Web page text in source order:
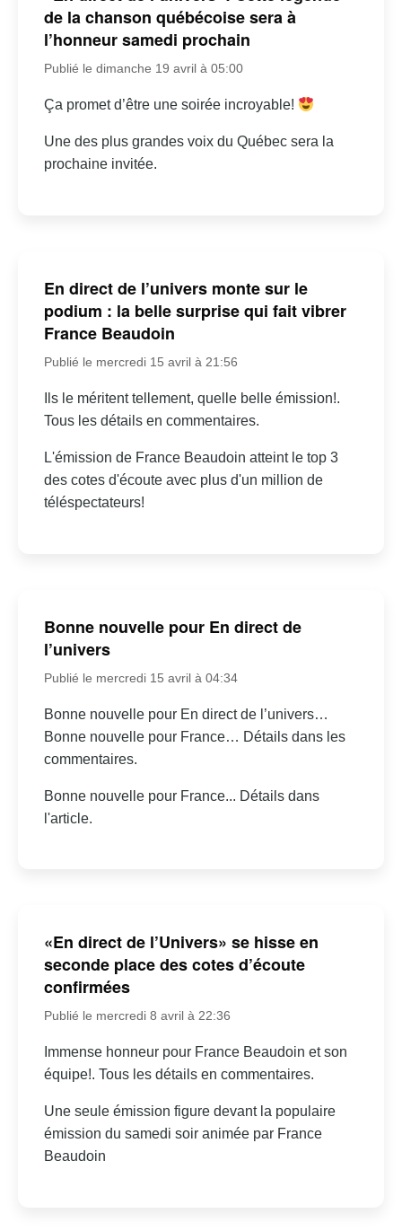
de la chanson québécoise sera à
l’honneur samedi prochain
Publié le dimanche 19 avril à 05:00
Ça promet d’être une soirée incroyable!
Une des plus grandes voix du Québec sera la
prochaine invitée.
En direct de l’univers monte sur le
podium : la belle surprise qui fait vibrer
France Beaudoin
Publié le mercredi 15 avril à 21:56
Ils le méritent tellement, quelle belle émission!.
Tous les détails en commentaires.
L'émission de France Beaudoin atteint le top 3
des cotes d'écoute avec plus d'un million de
téléspectateurs!
Bonne nouvelle pour En direct de
l’univers
Publié le mercredi 15 avril à 04:34
Bonne nouvelle pour En direct de l’univers…
Bonne nouvelle pour France… Détails dans les
commentaires.
Bonne nouvelle pour France... Détails dans
l'article.
«En direct de l’Univers» se hisse en
seconde place des cotes d’écoute
confirmées
Publié le mercredi 8 avril à 22:36
Immense honneur pour France Beaudoin et son
équipe!. Tous les détails en commentaires.
Une seule émission figure devant la populaire
émission du samedi soir animée par France
Beaudoin